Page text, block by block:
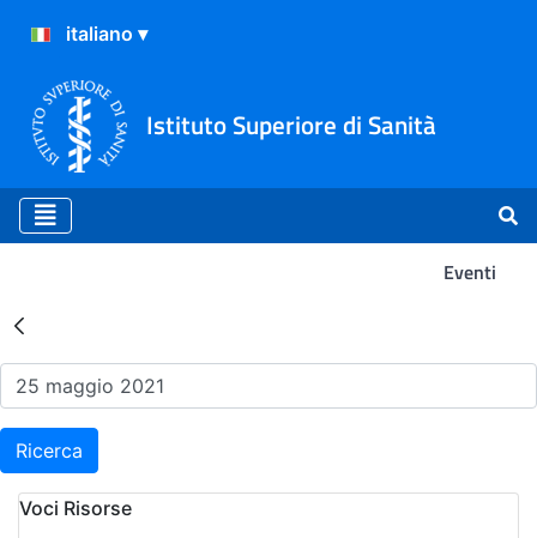
Istituto Superiore di Sanità
Eventi
Risultati della Ricerca -
Ricerca
Voci Risorse